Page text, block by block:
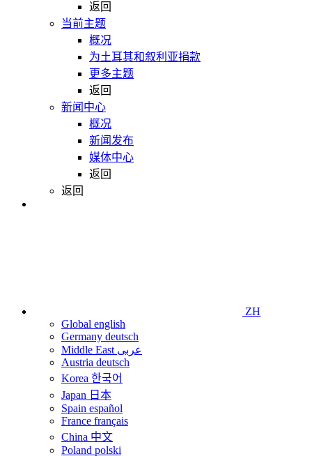
返回
当前主题
概况
为土耳其和叙利亚捐款
更多主题
返回
新闻中心
概况
新闻发布
媒体中心
返回
返回
ZH
Global english
Germany deutsch
Middle East عربى
Austria deutsch
Korea 한국어
Japan 日本
Spain español
France français
China 中文
Poland polski